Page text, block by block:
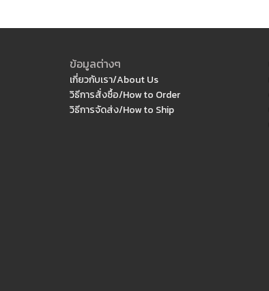
ข้อมูลต่างๆ
เกี่ยวกับเรา/About Us
วิธีการสั่งซื้อ/How to Order
วิธีการจัดส่ง/How to Ship